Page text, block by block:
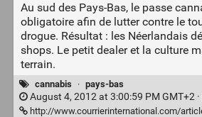
Au sud des Pays-Bas, le passe
obligatoire afin de lutter contre le
drogue. Résultat : les Néerlandais
shops. Le petit dealer et la culture
terrain.
cannabis · pays-bas
August 4, 2012 at 3:00:59 PM GMT+2 ·
http://www.courrierinternational.com/article/2012/08/